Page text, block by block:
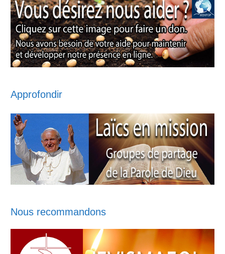
Approfondir
Nous recommandons